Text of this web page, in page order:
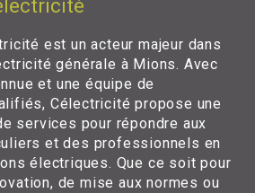
est un acteur majeur dans
générale à Mions. Avec
et une équipe de
Célectricité propose une
services pour répondre aux
et des professionnels en
électriques. Que ce soit pour
de mise aux normes ou